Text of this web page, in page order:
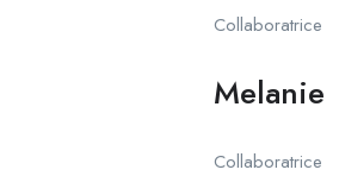
Collaboratrice
Melanie
Collaboratrice